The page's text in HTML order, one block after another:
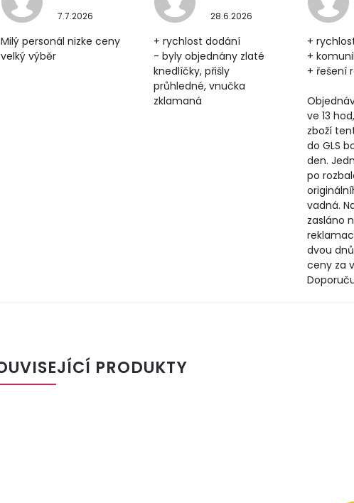
7.7.2026
Milý personál nizke ceny
velký výběr
28.6.2026
+ rychlost dodání
- byly objednány zlaté
knedlíčky, přišly
průhledné, vnučka
zklamaná
+
+
+ řešení
ve 13
zboží
do GLS
den.
po
vadná.
zasláno
dvou
ceny za
PRODUKTY